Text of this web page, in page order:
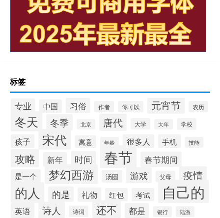
标签
专业 中国 习俗 作者 你可以 元宵节 农历
冬天 冬季 北京 唐代 大学 大年 学校
孩子 宋代 寓意 年龄 很多人 手机 技能
攻略 新年 时间 春节 春节期间
是一个 梦幻西游 汤圆 游戏 父母 疫情
的人 的是 礼物 红包 考试 自己的
英语 诗人 诗词 还不 都是 银行 陆游